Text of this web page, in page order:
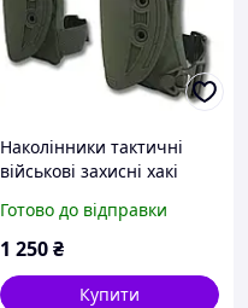
Наколінники тактичні
військові захисні хакі
USA
Готово до відправки
1 250₴
Купити